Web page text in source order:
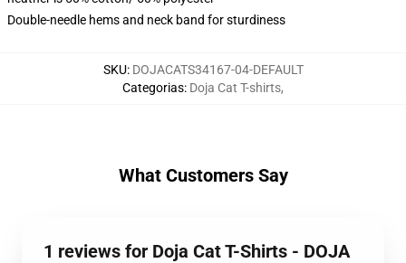
Double-needle hems and neck band for sturdiness
SKU: DOJACATS34167-04-DEFAULT
Categorias: Doja Cat T-shirts,
What Customers Say
1 reviews for Doja Cat T-Shirts - DOJA